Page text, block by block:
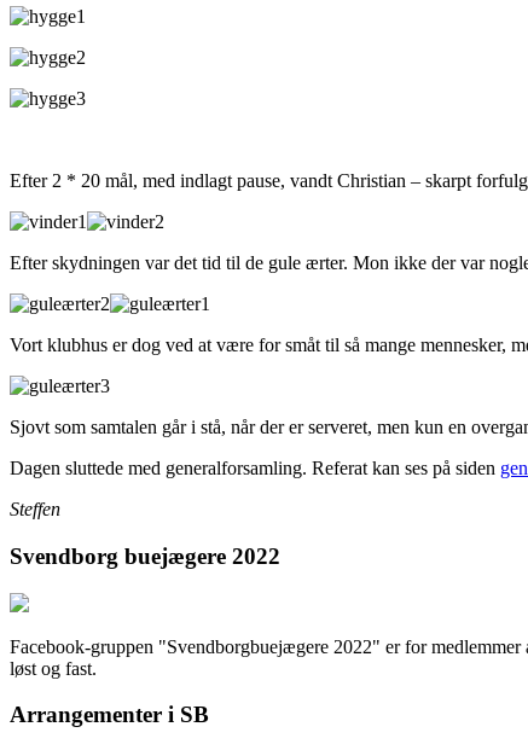
Efter 2 * 20 mål, med indlagt pause, vandt Christian – skarpt
Efter skydningen var det tid til de gule ærter. Mon ikke der var
Vort klubhus er dog ved at være for småt til så mange mennesker,
Sjovt som samtalen går i stå, når der er serveret, men kun en
Dagen sluttede med generalforsamling. Referat kan ses på siden
Steffen
Svendborg buejægere 2022
Facebook-gruppen "Svendborgbuejægere 2022" er for
løst og fast.
Arrangementer i SB